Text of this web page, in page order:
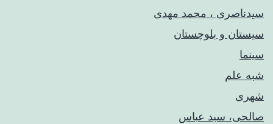
سیدناصری ، محمد مهدی
سیستان و بلوچستان
سینما
شبه علم
شهری
صالحی، سید عباس